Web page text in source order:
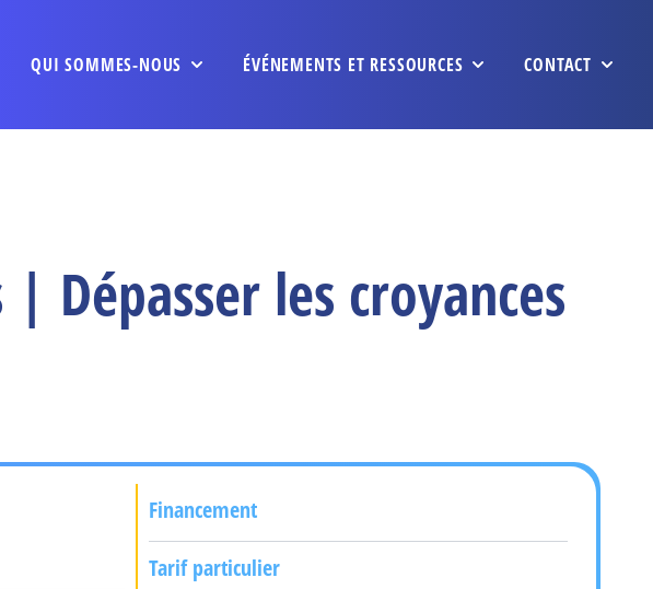
QUI SOMMES-NOUS ÉVÉNEMENTS ET RESSOURCES CONTACT
Dépasser les croyances
Financement
Tarif particulier